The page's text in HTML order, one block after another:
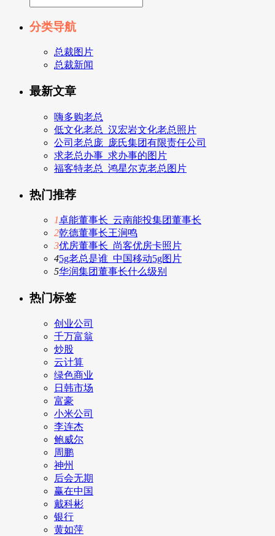
分类导航
总裁图片
总裁新闻
最新文章
嗨多购老总
低文化老总_汉宏岩文化老总照片
公司老总庞_庞氏集团有限责任公司
求老总办事_求办事的图片
福客特老总_鸿星尔克老总图片
热门推荐
1卓能董事长_云南能投集团董事长
2乾德董事长王涧鸣
3优房董事长_尚客优房卡照片
45g老总是谁_中国移动5g图片
5华润集团董事长什么级别
热门标签
创业公司
千万富翁
炒股
云计算
绿色商业
日韩市场
富豪
小米公司
李连杰
鲍威尔
周鹏
神州
后会无期
赢在中国
戴科彬
银行
黄如萍